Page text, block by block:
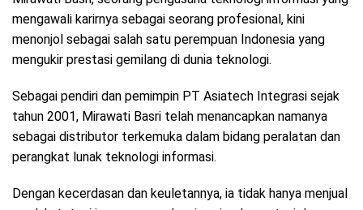
mengawali karirnya sebagai seorang profesional, kini
menonjol sebagai salah satu perempuan Indonesia yang
mengukir prestasi gemilang di dunia teknologi.
Sebagai pendiri dan pemimpin PT Asiatech Integrasi sejak
tahun 2001, Mirawati Basri telah menancapkan namanya
sebagai distributor terkemuka dalam bidang peralatan dan
perangkat lunak teknologi informasi.
Dengan kecerdasan dan keuletannya, ia tidak hanya menjual